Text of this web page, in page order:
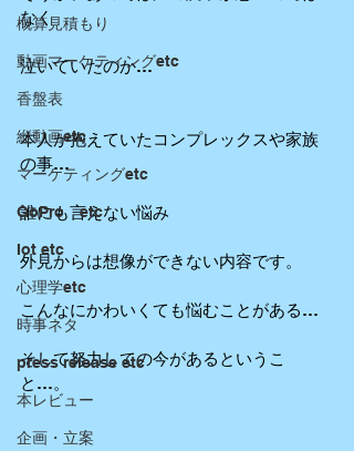
概算見積もり
動画マーケティングetc
香盤表
縦動画etc
マーケティングetc
GoPro etc
Iot etc
心理学etc
時事ネタ
press release etc
本レビュー
企画・立案
なく
泣いていたのか…
本人が抱えていたコンプレックスや家族
の事…
誰にも言えない悩み
外見からは想像ができない内容です。
こんなにかわいくても悩むことがある…
そして努力しての今があるというこ
と…。